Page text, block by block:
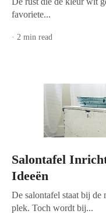
favoriete...
· 2 min read
Salontafel
Ideeën
De salontafel staat bij de
plek. Toch wordt bij...